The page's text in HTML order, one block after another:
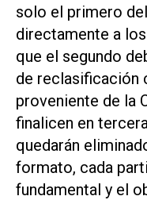
solo el primero
directamente a
que el segundo
de reclasificación
proveniente de la
finalicen en
quedarán
formato, cada
fundamental y el